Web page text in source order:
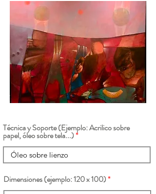
Técnica y Soporte (Ejemplo: Acrilico sobre
papel, óleo sobre tela...)
Dimensiones (ejemplo: 120 x 100)